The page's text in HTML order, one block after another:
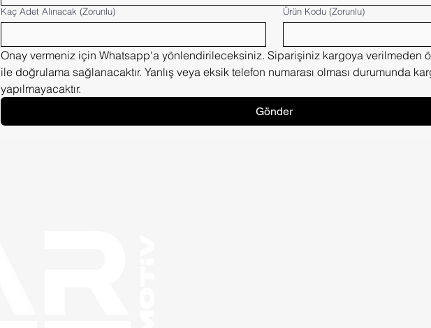
Kaç Adet Alınacak (Zorunlu) Ürün Kodu (Zorunlu)
Onay vermeniz için Whatsapp'a yönlendirileceksiniz. Siparişiniz kargoya verilmeden
ile doğrulama sağlanacaktır. Yanlış veya eksik telefon numarası olması durumunda
yapılmayacaktır.
Gönder